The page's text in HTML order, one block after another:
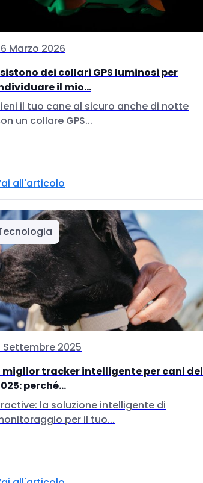
Marzo 2026
dei collari GPS luminosi per
il mio...
il tuo cane al sicuro anche di notte
un collare GPS...
all'articolo
Settembre 2025
miglior tracker intelligente per cani del
perché...
la soluzione intelligente di
per il tuo...